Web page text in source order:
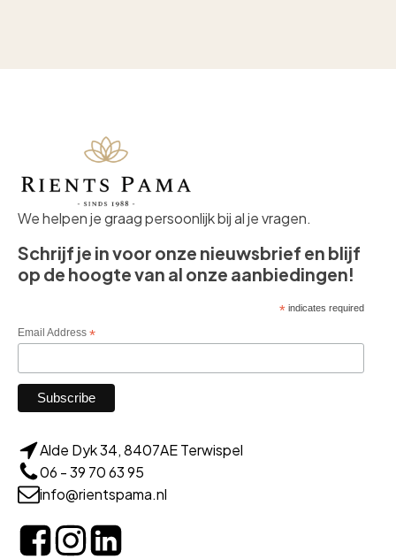
We helpen je graag persoonlijk bij al je vragen.
Schrijf je in voor onze nieuwsbrief en blijf
op de hoogte van al onze aanbiedingen!
*indicates required
Email Address *
Alde Dyk 34, 8407AE Terwispel
06 - 39 70 63 95
info@rientspama.nl